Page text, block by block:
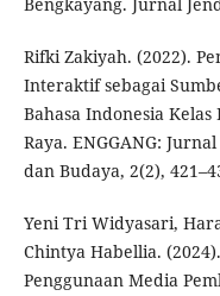
Bengkayang. Jurnal
Rifki Zakiyah. (2022).
Interaktif sebagai
Bahasa Indonesia
Raya. ENGGANG:
dan Budaya, 2(2),
Yeni Tri Widyasari,
Chintya Habellia.
Penggunaan Media